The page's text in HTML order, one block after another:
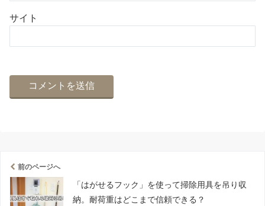
サイト
前のページへ
「はがせるフック」を使って掃除用具を吊り収
納。耐荷重はどこまで信頼できる？